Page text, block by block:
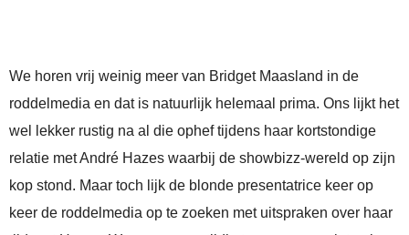
We horen vrij weinig meer van Bridget Maasland in de
roddelmedia en dat is natuurlijk helemaal prima. Ons lijkt het
wel lekker rustig na al die ophef tijdens haar kortstondige
relatie met André Hazes waarbij de showbizz-wereld op zijn
kop stond. Maar toch lijk de blonde presentatrice keer op
keer de roddelmedia op te zoeken met uitspraken over haar